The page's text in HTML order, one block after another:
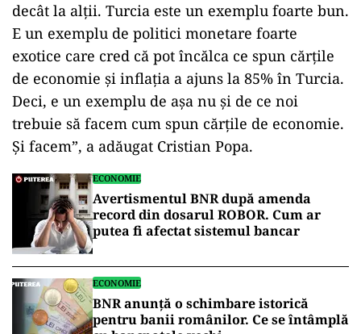
decât la alţii. Turcia este un exemplu foarte bun.
E un exemplu de politici monetare foarte
exotice care cred că pot încălca ce spun cărţile
de economie şi inflaţia a ajuns la 85% în Turcia.
Deci, e un exemplu de aşa nu şi de ce noi
trebuie să facem cum spun cărţile de economie.
Şi facem”, a adăugat Cristian Popa.
ECONOMIE
Avertismentul BNR după amenda
record din dosarul ROBOR. Cum ar
putea fi afectat sistemul bancar
ECONOMIE
BNR anunță o schimbare istorică
pentru banii românilor. Ce se întâmplă